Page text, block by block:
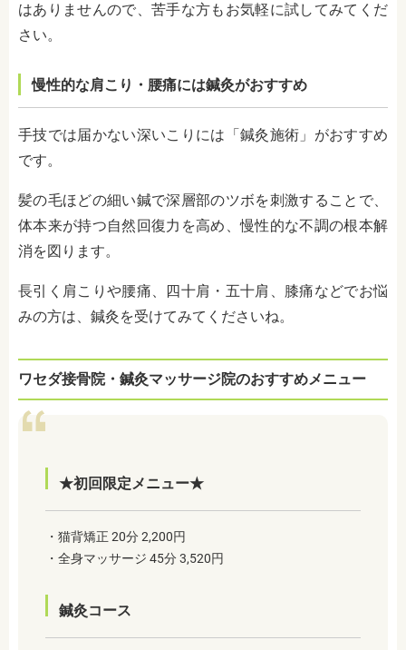
はありませんので、苦手な方もお気軽に試してみてくだ
さい。
慢性的な肩こり・腰痛には鍼灸がおすすめ
手技では届かない深いこりには「鍼灸施術」がおすすめ
です。
髪の毛ほどの細い鍼で深層部のツボを刺激することで、
体本来が持つ自然回復力を高め、慢性的な不調の根本解
消を図ります。
長引く肩こりや腰痛、四十肩・五十肩、膝痛などでお悩
みの方は、鍼灸を受けてみてくださいね。
ワセダ接骨院・鍼灸マッサージ院のおすすめメニュー
★初回限定メニュー★
・猫背矯正 20分 2,200円
・全身マッサージ 45分 3,520円
鍼灸コース